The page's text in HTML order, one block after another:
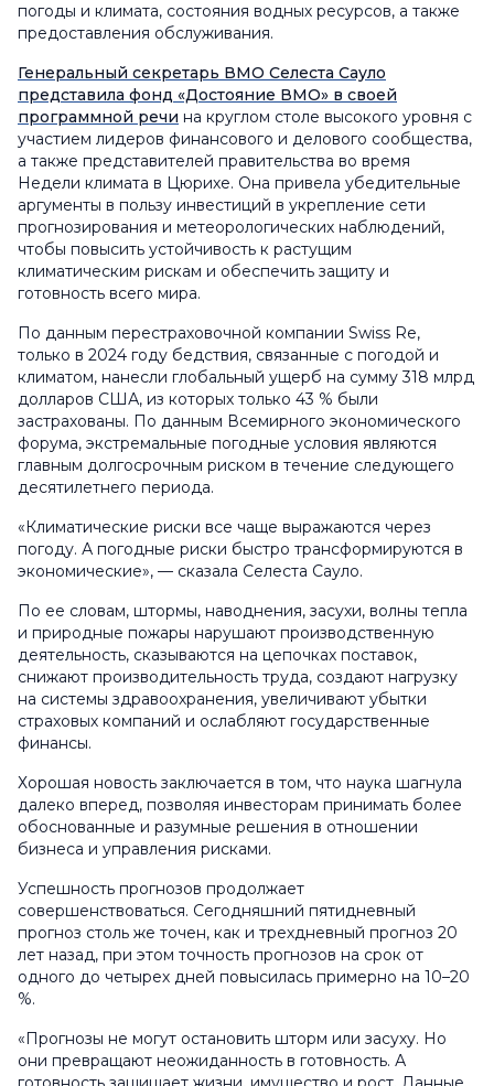
погоды и климата, состояния водных ресурсов, а также
предоставления обслуживания.
Генеральный секретарь ВМО Селеста Сауло
представила фонд «Достояние ВМО» в своей
программной речи на круглом столе высокого уровня с
участием лидеров финансового и делового сообщества,
а также представителей правительства во время
Недели климата в Цюрихе. Она привела убедительные
аргументы в пользу инвестиций в укрепление сети
прогнозирования и метеорологических наблюдений,
чтобы повысить устойчивость к растущим
климатическим рискам и обеспечить защиту и
готовность всего мира.
По данным перестраховочной компании Swiss Re,
только в 2024 году бедствия, связанные с погодой и
климатом, нанесли глобальный ущерб на сумму 318 млрд
долларов США, из которых только 43 % были
застрахованы. По данным Всемирного экономического
форума, экстремальные погодные условия являются
главным долгосрочным риском в течение следующего
десятилетнего периода.
«Климатические риски все чаще выражаются через
погоду. А погодные риски быстро трансформируются в
экономические», — сказала Селеста Сауло.
По ее словам, штормы, наводнения, засухи, волны тепла
и природные пожары нарушают производственную
деятельность, сказываются на цепочках поставок,
снижают производительность труда, создают нагрузку
на системы здравоохранения, увеличивают убытки
страховых компаний и ослабляют государственные
финансы.
Хорошая новость заключается в том, что наука шагнула
далеко вперед, позволяя инвесторам принимать более
обоснованные и разумные решения в отношении
бизнеса и управления рисками.
Успешность прогнозов продолжает
совершенствоваться. Сегодняшний пятидневный
прогноз столь же точен, как и трехдневный прогноз 20
лет назад, при этом точность прогнозов на срок от
одного до четырех дней повысилась примерно на 10–20
%.
«Прогнозы не могут остановить шторм или засуху. Но
они превращают неожиданность в готовность. А